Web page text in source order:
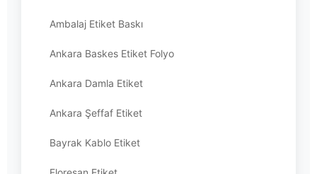
Ambalaj Etiket Baskı
Ankara Baskes Etiket Folyo
Ankara Damla Etiket
Ankara Şeffaf Etiket
Bayrak Kablo Etiket